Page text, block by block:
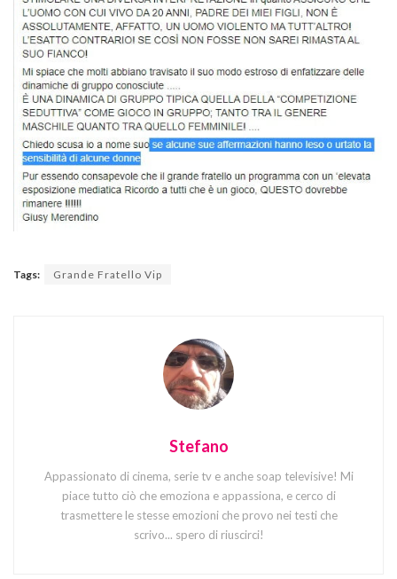
Tags: Grande Fratello Vip
Stefano
Appassionato di cinema, serie tv e anche soap televisive! Mi
piace tutto ciò che emoziona e appassiona, e cerco di
trasmettere le stesse emozioni che provo nei testi che
scrivo... spero di riuscirci!